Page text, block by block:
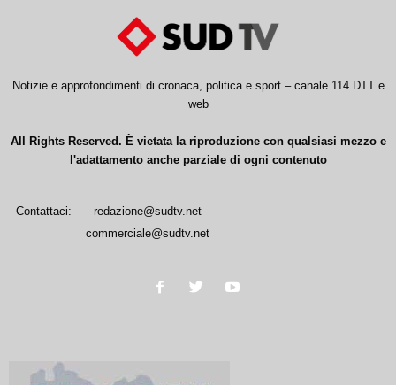
Notizie e approfondimenti di cronaca, politica e sport – canale 114 DTT e
web
All Rights Reserved. È vietata la riproduzione con qualsiasi mezzo e
l'adattamento anche parziale di ogni contenuto
Contattaci:
redazione@sudtv.net
commerciale@sudtv.net